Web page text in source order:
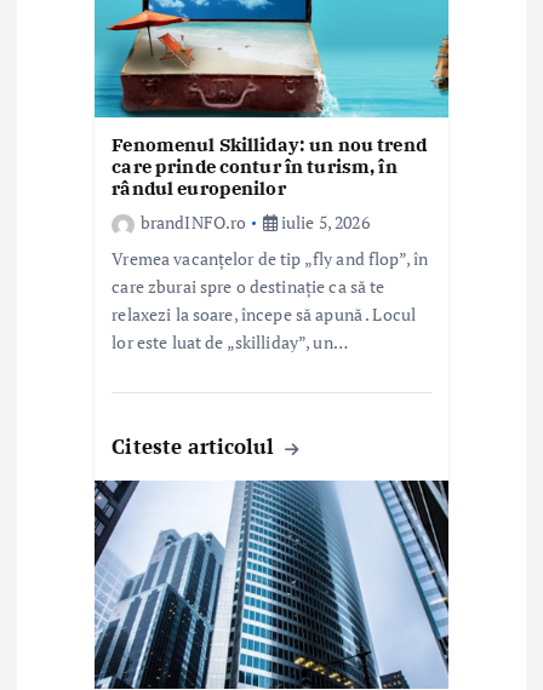
Fenomenul Skilliday: un nou trend
care prinde contur în turism, în
rândul europenilor
brandINFO.ro
iulie 5, 2026
Vremea vacanțelor de tip „fly and flop”, în
care zburai spre o destinație ca să te
relaxezi la soare, începe să apună . Locul
lor este luat de „skilliday”, un…
Citeste articolul